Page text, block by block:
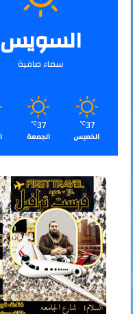
السويس
سماء صافية
37
℃
الخميس
37
℃
الجمعة